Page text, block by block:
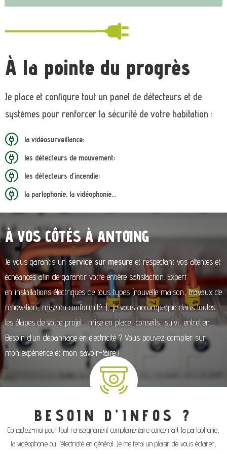
À la pointe du progrès
Je place et configure tout un panel de détecteurs et de
systèmes pour renforcer la sécurité de votre habitation :
la vidéosurveillance;
les détecteurs de mouvement;
les détecteurs d’incendie;
la parlophonie, la vidéophonie…
À VOS CÔTÉS À ANTOING
Je vous garantis un service sur mesure et respectant vos attentes et
échéances afin de garantir votre entière satisfaction. Expert
en installations électriques de tous types (nouvelle maison, travaux de
rénovation, mise en conformité…), je vous accompagne dans toutes
les étapes de votre projet : mise en place, conseils, suivi, entretien…
Besoin d’un dépannage en électricité ? Vous pouvez compter sur
mon expérience et mon savoir-faire !
BESOIN D’INFOS ?
Contactez-moi pour tout renseignement complémentaire concernant la parlophonie,
la vidéophonie ou l’électricité en général. Je me ferai un plaisir de vous éclairer,